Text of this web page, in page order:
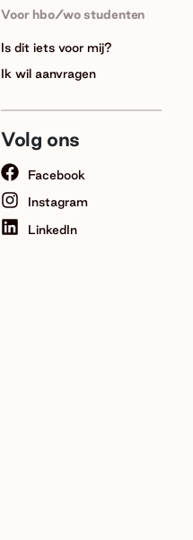
Voor hbo/wo studenten
Is dit iets voor mij?
Ik wil aanvragen
Volg ons
Facebook
Instagram
LinkedIn